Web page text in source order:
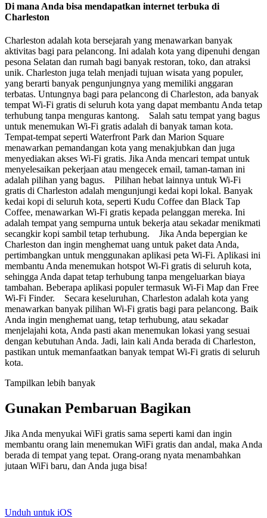
Di mana Anda bisa mendapatkan internet terbuka di
Charleston
Charleston adalah kota bersejarah yang menawarkan banyak
aktivitas bagi para pelancong. Ini adalah kota yang dipenuhi dengan
pesona Selatan dan rumah bagi banyak restoran, toko, dan atraksi
unik. Charleston juga telah menjadi tujuan wisata yang populer,
yang berarti banyak pengunjungnya yang memiliki anggaran
terbatas. Untungnya bagi para pelancong di Charleston, ada banyak
tempat Wi-Fi gratis di seluruh kota yang dapat membantu Anda tetap
terhubung tanpa menguras kantong. Salah satu tempat yang bagus
untuk menemukan Wi-Fi gratis adalah di banyak taman kota.
Tempat-tempat seperti Waterfront Park dan Marion Square
menawarkan pemandangan kota yang menakjubkan dan juga
menyediakan akses Wi-Fi gratis. Jika Anda mencari tempat untuk
menyelesaikan pekerjaan atau mengecek email, taman-taman ini
adalah pilihan yang bagus. Pilihan hebat lainnya untuk Wi-Fi
gratis di Charleston adalah mengunjungi kedai kopi lokal. Banyak
kedai kopi di seluruh kota, seperti Kudu Coffee dan Black Tap
Coffee, menawarkan Wi-Fi gratis kepada pelanggan mereka. Ini
adalah tempat yang sempurna untuk bekerja atau sekadar menikmati
secangkir kopi sambil tetap terhubung. Jika Anda bepergian ke
Charleston dan ingin menghemat uang untuk paket data Anda,
pertimbangkan untuk menggunakan aplikasi peta Wi-Fi. Aplikasi ini
membantu Anda menemukan hotspot Wi-Fi gratis di seluruh kota,
sehingga Anda dapat tetap terhubung tanpa mengeluarkan biaya
tambahan. Beberapa aplikasi populer termasuk Wi-Fi Map dan Free
Wi-Fi Finder. Secara keseluruhan, Charleston adalah kota yang
menawarkan banyak pilihan Wi-Fi gratis bagi para pelancong. Baik
Anda ingin menghemat uang, tetap terhubung, atau sekadar
menjelajahi kota, Anda pasti akan menemukan lokasi yang sesuai
dengan kebutuhan Anda. Jadi, lain kali Anda berada di Charleston,
pastikan untuk memanfaatkan banyak tempat Wi-Fi gratis di seluruh
kota.
Tampilkan lebih banyak
Gunakan Pembaruan Bagikan
Jika Anda menyukai WiFi gratis sama seperti kami dan ingin
membantu orang lain menemukan WiFi gratis dan andal, maka Anda
berada di tempat yang tepat. Orang-orang nyata menambahkan
jutaan WiFi baru, dan Anda juga bisa!
Unduh untuk iOS